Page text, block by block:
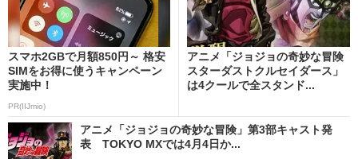
スマホ2GBで月額850円～ 格安
SIMをお得に使うキャンペーン
実施中！
PR(IIJmio)
アニメ「ジョジョの奇妙な冒険
スターダストクルセイダース」
は4クールで全スタンド...
アニメ「ジョジョの奇妙な冒険」第3部キャスト発
表 TOKYO MXでは4月4日か...